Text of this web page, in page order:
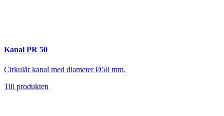
Kanal PR 50
Cirkulär kanal med diameter Ø50 mm.
Till produkten